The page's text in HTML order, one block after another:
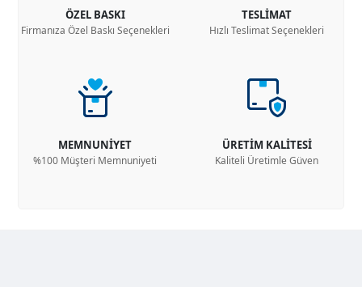
ÖZEL BASKI
Firmanıza Özel Baskı Seçenekleri
TESLİMAT
Hızlı Teslimat Seçenekleri
MEMNUNİYET
%100 Müşteri Memnuniyeti
ÜRETİM KALİTESİ
Kaliteli Üretimle Güven